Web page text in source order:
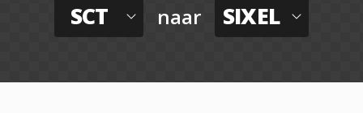
SCT naar SIXEL